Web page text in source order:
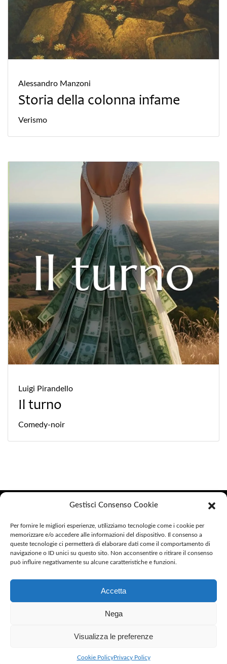
Gestisci Consenso Cookie
Per fornire le migliori esperienze, utilizziamo tecnologie come i cookie per
memorizzare e/o accedere alle informazioni del dispositivo. Il consenso a
queste tecnologie ci permetterà di elaborare dati come il comportamento di
navigazione o ID unici su questo sito. Non acconsentire o ritirare il consenso
può influire negativamente su alcune caratteristiche e funzioni.
Accetta
Nega
Visualizza le preferenze
Cookie PolicyPrivacy Policy
Alessandro Manzoni
Storia della colonna infame
Verismo
Luigi Pirandello
Il turno
Comedy-noir
Helike Edizioni
Helike Edizioni è un marchio di Argo Editore S.C. a R.L.
P.IVA 01407520558
Indirizzo: Via Donato Bramante 3/D, 05100 Terni (TR)